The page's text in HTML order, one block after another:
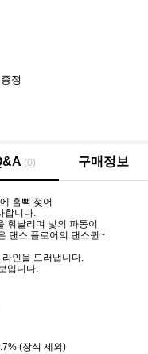
정
(0) 구매정보
흠뻑 젖어
합니다.
휘날리며 빛의 파동이
댄스 플로어의 댄스퀸~
인을 드러냅니다.
입니다.
(장식 제외)